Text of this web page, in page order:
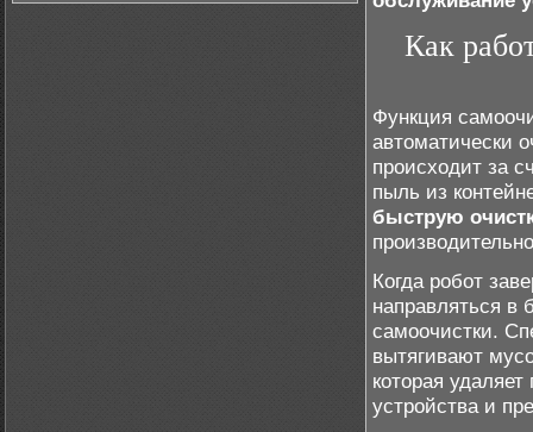
Как
Функция
автоматически
происходит за
пыль из
быструю
Когда робот
направляться в
самоочистки.
вытягивают
которая
устройства и